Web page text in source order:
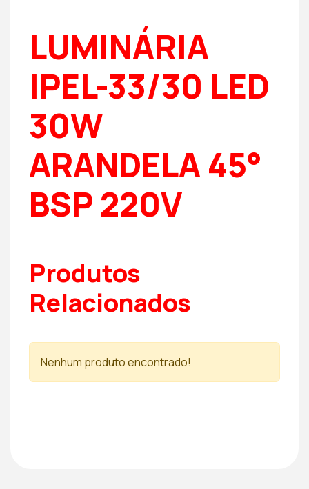
LUMINÁRIA
IPEL-33/30 LED
30W
ARANDELA 45°
BSP 220V
Produtos
Relacionados
Nenhum produto encontrado!